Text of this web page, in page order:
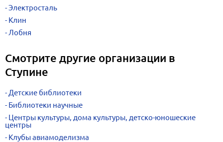
Электросталь
Клин
Лобня
Смотрите другие организации в
Ступине
Детские библиотеки
Библиотеки научные
Центры культуры, дома культуры, детско-юношеские
центры
Клубы авиамоделизма